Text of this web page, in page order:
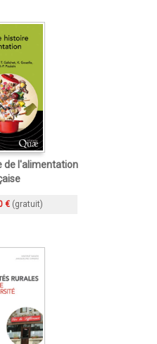
de l'alimentation
€ (gratuit)